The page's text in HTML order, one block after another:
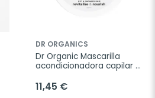
DR ORGANICS
Dr Organic Mascarilla
acondicionadora capilar
11,45 €